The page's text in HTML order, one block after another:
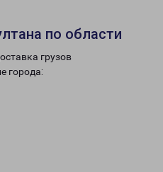
по области
грузов
города: